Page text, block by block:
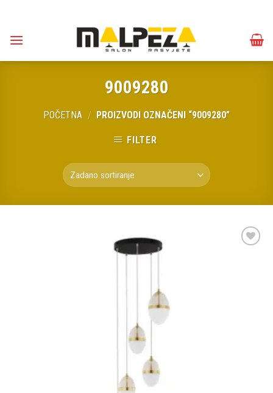
content
9009280
POČETNA / PROIZVODI OZNAČENI “9009280”
FILTER